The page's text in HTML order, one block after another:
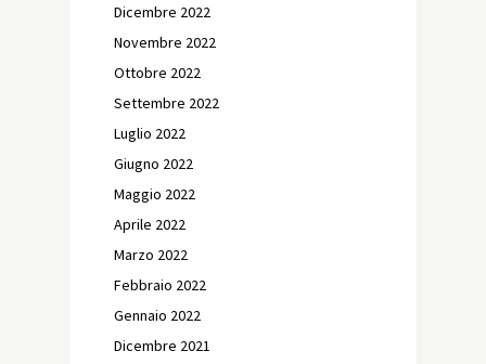
Dicembre 2022
Novembre 2022
Ottobre 2022
Settembre 2022
Luglio 2022
Giugno 2022
Maggio 2022
Aprile 2022
Marzo 2022
Febbraio 2022
Gennaio 2022
Dicembre 2021